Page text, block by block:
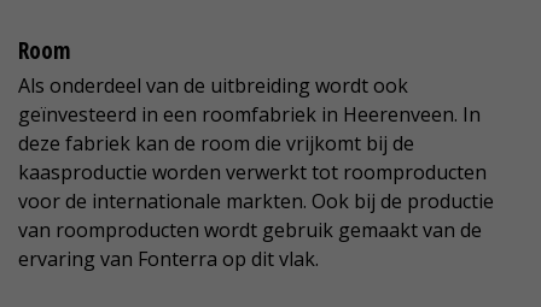
Room
Als onderdeel van de uitbreiding wordt ook
geïnvesteerd in een roomfabriek in Heerenveen. In
deze fabriek kan de room die vrijkomt bij de
kaasproductie worden verwerkt tot roomproducten
voor de internationale markten. Ook bij de productie
van roomproducten wordt gebruik gemaakt van de
ervaring van Fonterra op dit vlak.